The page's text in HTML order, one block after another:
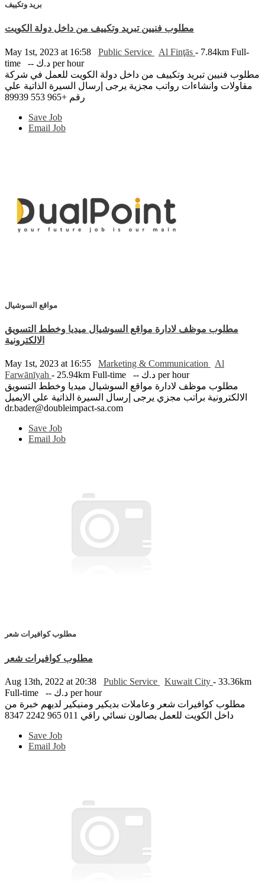
بريد وتكييف
مطلوب فنيين تبريد وتكييف من داخل دولة الكويت
May 1st, 2023 at 16:58 Public Service Al Finţās - 7.84km Full-
time
-- د.ك per hour
مطلوب فنيين تبريد وتكييف من داخل دولة الكويت للعمل في شركة
مقاولات وانشاءات رواتب مجزية يرجى إرسال السيرة الذاتية علي
رقم +965 553 89939
Save Job
Email Job
مواقع السوشيال
مطلوب موظف لادارة مواقع السوشيال ميديا وخطط التسويق
الالكترونية
May 1st, 2023 at 16:55 Marketing & Communication
Al
Farwānīyah - 25.94km Full-time
-- د.ك per hour
مطلوب موظف لادارة مواقع السوشيال ميديا وخطط التسويق
الالكترونية براتب مجزي يرجى إرسال السيرة الذاتية علي الايميل
dr.bader@doubleimpact-sa.com
Save Job
Email Job
مطلوب كوافيرات شعر
مطلوب كوافيرات شعر
Aug 13th, 2022 at 20:38 Public Service Kuwait City - 33.36km
Full-time
-- د.ك per hour
مطلوب كوافيرات شعر وعاملات بديكير ومنيكير لديهم خبرة من
Save Job
Email Job